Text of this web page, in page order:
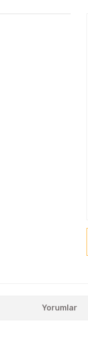
Yorumlar